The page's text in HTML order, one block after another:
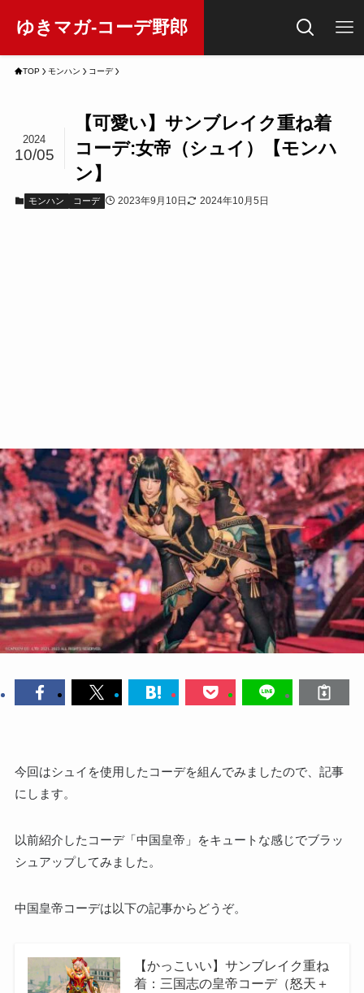
ゆきマガ-コーデ野郎
TOP モンハン コーデ
【可愛い】サンブレイク重ね着
コーデ:女帝（シュイ）【モンハ
ン】
2024
10/05
モンハン コーデ 2023年9月10日 2024年10月5日
今回はシュイを使用したコーデを組んでみましたので、記事
にします。
以前紹介したコーデ「中国皇帝」をキュートな感じでブラッ
シュアップしてみました。
中国皇帝コーデは以下の記事からどうぞ。
【かっこいい】サンブレイク重ね
着：三国志の皇帝コーデ（怒天＋